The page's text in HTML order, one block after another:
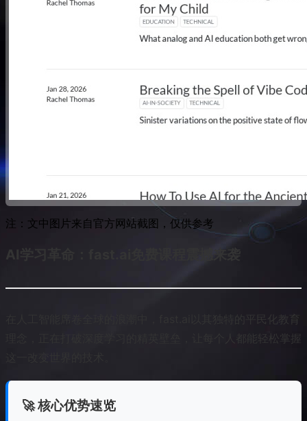
注：文中图片来自官方网站截图，仅供参考
AI学习革命：fast.ai免费课程震撼来袭
在人工智能席卷全球的浪潮中，fast.ai以其独特的平民化教育
理念，正在打破深度学习的精英壁垒，让每个人都能轻松掌握
🚀 核心优势速览